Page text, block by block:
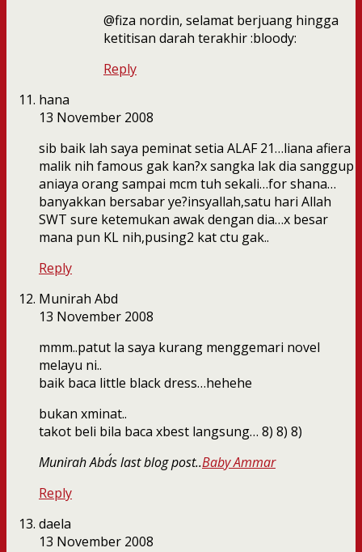
@fiza nordin, selamat berjuang hingga
ketitisan darah terakhir :bloody:
Reply
hana
13 November 2008
sib baik lah saya peminat setia ALAF 21…liana afiera
malik nih famous gak kan?x sangka lak dia sanggup
aniaya orang sampai mcm tuh sekali…for shana…
banyakkan bersabar ye?insyallah,satu hari Allah
SWT sure ketemukan awak dengan dia…x besar
mana pun KL nih,pusing2 kat ctu gak..
Reply
Munirah Abd
13 November 2008
mmm..patut la saya kurang menggemari novel
melayu ni..
baik baca little black dress…hehehe
bukan xminat..
takot beli bila baca xbest langsung… 8) 8) 8)
Munirah Abd´s last blog post..Baby Ammar
Reply
daela
13 November 2008